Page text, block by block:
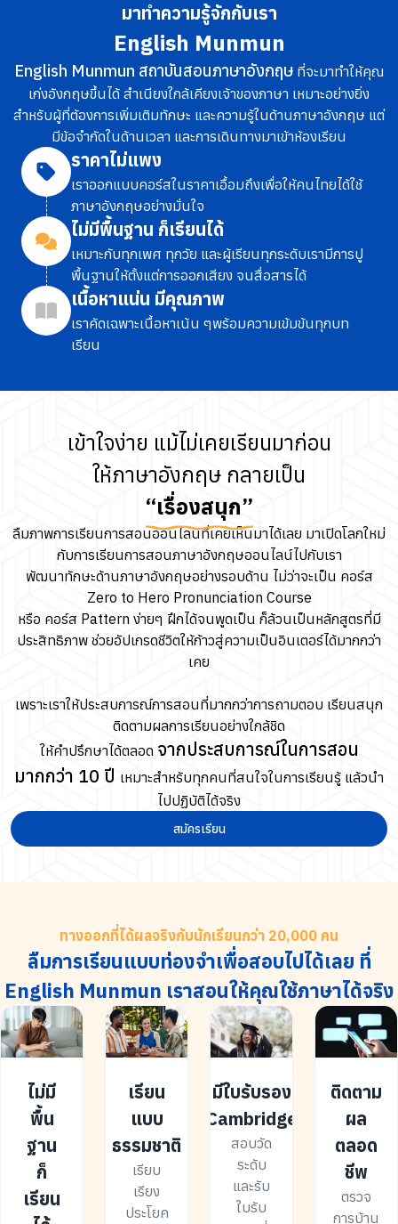
มาทำความรู้จักกับเรา
English Munmun
English Munmun สถาบันสอนภาษาอังกฤษ ที่จะมาทำให้คุณ
เก่งอังกฤษขึ้นได้ สำเนียงใกล้เคียงเจ้าของภาษา เหมาะอย่างยิ่ง
สำหรับผู้ที่ต้องการเพิ่มเติมทักษะ และความรู้ในด้านภาษาอังกฤษ แต่
มีข้อจำกัดในด้านเวลา และการเดินทางมาเข้าห้องเรียน
ราคาไม่แพง
เราออกแบบคอร์สในราคาเอื้อมถึงเพื่อให้คนไทยได้ใช้
ภาษาอังกฤษอย่างมั่นใจ
ไม่มีพื้นฐาน ก็เรียนได้
เหมาะกับทุกเพศ ทุกวัย และผู้เรียนทุกระดับเรามีการปู
พื้นฐานให้ตั้งแต่การออกเสียง จนสื่อสารได้
เนื้อหาแน่น มีคุณภาพ
เราคัดเฉพาะเนื้อหาเน้น ๆพร้อมความเข้มข้นทุกบท
เรียน
เข้าใจง่าย แม้ไม่เคยเรียนมาก่อน
ให้ภาษาอังกฤษ กลายเป็น
“เรื่องสนุก”
ลืมภาพการเรียนการสอนออนไลน์ที่เคยเห็นมาได้เลย มาเปิดโลกใหม่
กับการเรียนการสอนภาษาอังกฤษออนไลน์ไปกับเรา
พัฒนาทักษะด้านภาษาอังกฤษอย่างรอบด้าน ไม่ว่าจะเป็น คอร์ส
Zero to Hero Pronunciation Course
หรือ คอร์ส Pattern ง่ายๆ ฝึกได้จนพูดเป็น ก็ล้วนเป็นหลักสูตรที่มี
ประสิทธิภาพ ช่วยอัปเกรดชีวิตให้ก้าวสู่ความเป็นอินเตอร์ได้มากกว่า
เคย
เพราะเราให้ประสบการณ์การสอนที่มากกว่าการถามตอบ เรียนสนุก
ติดตามผลการเรียนอย่างใกล้ชิด
ให้คำปรึกษาได้ตลอด จากประสบการณ์ในการสอน
มากกว่า 10 ปี เหมาะสำหรับทุกคนที่สนใจในการเรียนรู้ แล้วนำ
ไปปฏิบัติได้จริง
สมัครเรียน
ทางออกที่ได้ผลจริงกับนักเรียนกว่า 20,000 คน
ลืมการเรียนแบบท่องจำเพื่อสอบไปได้เลย ที่
English Munmun เราสอนให้คุณใช้ภาษาได้จริง
ไม่มี
พื้น
ฐาน
ก็
เรียน
เรียน
แบบ
ธรรมชาติ
เรียบ
เรียง
ประโยค
มีใบรับรอง
Cambridge
สอบวัด
ระดับ
และรับ
ใบรับ
ติดตาม
ผล
ตลอด
ชีพ
ตรวจ
การบ้าน